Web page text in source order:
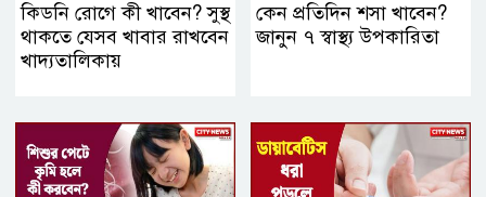
কিডনি রোগে কী খাবেন? সুস্থ
থাকতে যেসব খাবার রাখবেন
খাদ্যতালিকায়
কেন প্রতিদিন শসা খাবেন?
জানুন ৭ স্বাস্থ্য উপকারিতা